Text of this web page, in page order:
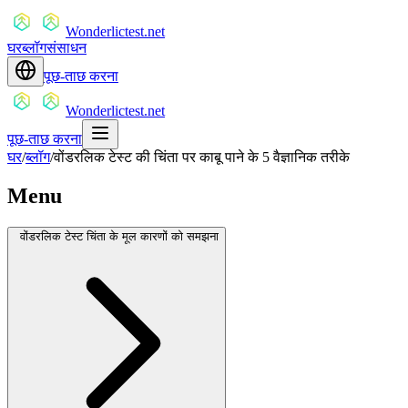
Wonderlictest.net
घरब्लॉगसंसाधन
पूछ-ताछ करना
Wonderlictest.net
पूछ-ताछ करना
घर/ब्लॉग/वोंडरलिक टेस्ट की चिंता पर काबू पाने के 5 वैज्ञानिक तरीके
Menu
वोंडरलिक टेस्ट चिंता के मूल कारणों को समझना